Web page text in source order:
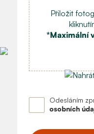
Přiložit
*Maximální
Odesláním
osobních